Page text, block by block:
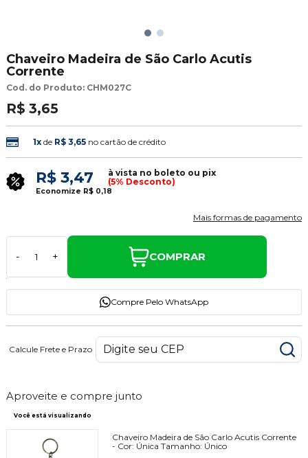
Chaveiro Madeira de São Carlo Acutis
Corrente
Cod. do Produto: CHM027C
R$ 3,65
1xde R$ 3,65 no cartão de crédito
R$ 3,47
à vista no boleto ou pix
(5% Desconto)
Economize R$ 0,18
Mais formas de pagamento
- + COMPRAR
Compre Pelo WhatsApp
Calcule Frete e Prazo
Aproveite e compre junto
Você está visualizando
Chaveiro Madeira de São Carlo Acutis Corrente
- Cor: Única Tamanho: Único